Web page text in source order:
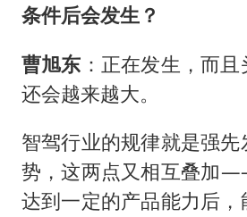
条件后会发生？
曹旭东 ：正在发生，而
还会越来越大。
智驾行业的规律就是强
势，这两点又相互叠加
达到一定的产品能力后